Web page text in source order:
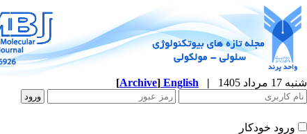
شنبه 17 مرداد 1405 |
English
[Archive]
ورود خودکار